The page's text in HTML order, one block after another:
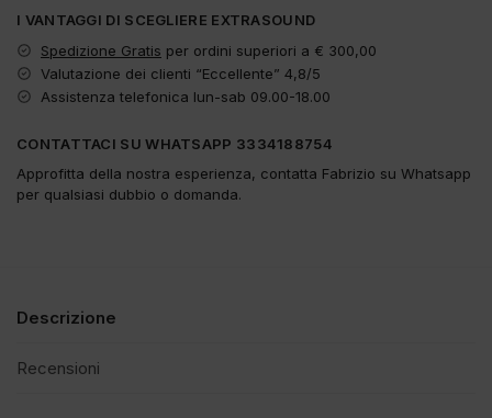
I VANTAGGI DI SCEGLIERE EXTRASOUND
Spedizione Gratis per ordini superiori a € 300,00
Valutazione dei clienti “Eccellente” 4,8/5
Assistenza telefonica lun-sab 09.00-18.00
CONTATTACI SU WHATSAPP 3334188754
Approfitta della nostra esperienza, contatta Fabrizio su Whatsapp
per qualsiasi dubbio o domanda.
Descrizione
Recensioni